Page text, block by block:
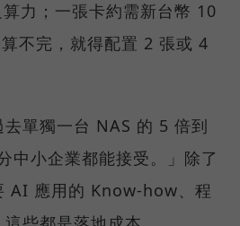
力；一張卡約需新台幣 10
不完，就得配置 2 張或 4
去單獨一台 NAS 的 5 倍到
中小企業都能接受。」除了
AI 應用的 Know-how、程